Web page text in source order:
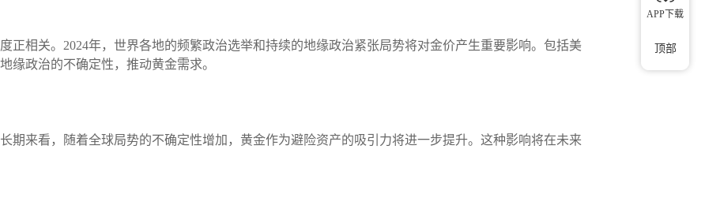
正相关。2024年，世界各地的频繁政治选举和持续的地缘政治紧张局势将对金价产生重要影响。包括美
缘政治的不确定性，推动黄金需求。
期来看，随着全球局势的不确定性增加，黄金作为避险资产的吸引力将进一步提升。这种影响将在未来
APP下载
顶部